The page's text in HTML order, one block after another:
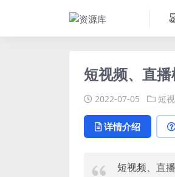
短视频、直
2022-07-05 短
详情介绍
短视频、直